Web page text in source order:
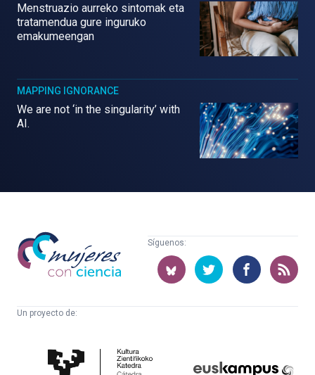
Menstruazio aurreko sintomak eta
tratamendua gure inguruko
emakumeengan
MAPPING IGNORANCE
We are not ‘in the singularity’ with
AI.
Mujeres
con
ciencia
Síguenos:
Un proyecto de:
Cultura